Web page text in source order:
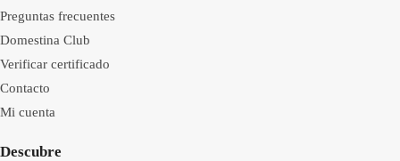
Preguntas frecuentes
Domestina Club
Verificar certificado
Contacto
Mi cuenta
Descubre